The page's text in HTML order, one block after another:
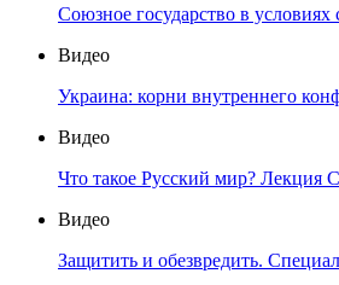
Союзное государство в условиях
Видео
Украина: корни внутреннего
Видео
Что такое Русский мир? Лекция
Видео
Защитить и обезвредить.